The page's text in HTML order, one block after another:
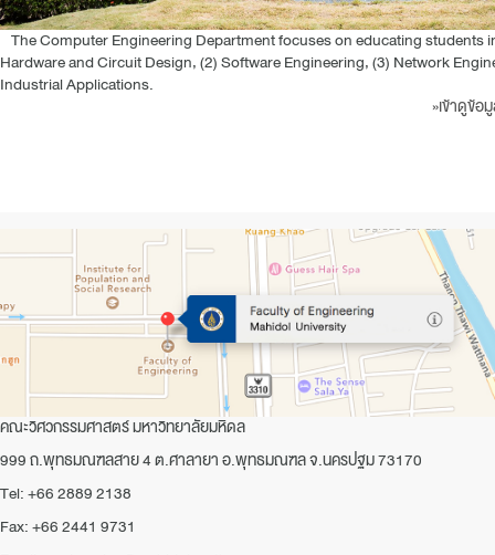
The Computer Engineering Department focuses on educating students
Hardware and Circuit Design, (2) Software Engineering, (3) Network
Industrial Applications.
»เข้าดูข้อ
คณะวิศวกรรมศาสตร์ มหาวิทยาลัยมหิดล
999 ถ.พุทธมณฑลสาย 4 ต.ศาลายา อ.พุทธมณฑล จ.นครปฐม 73170
Tel: +66 2889 2138
Fax: +66 2441 9731